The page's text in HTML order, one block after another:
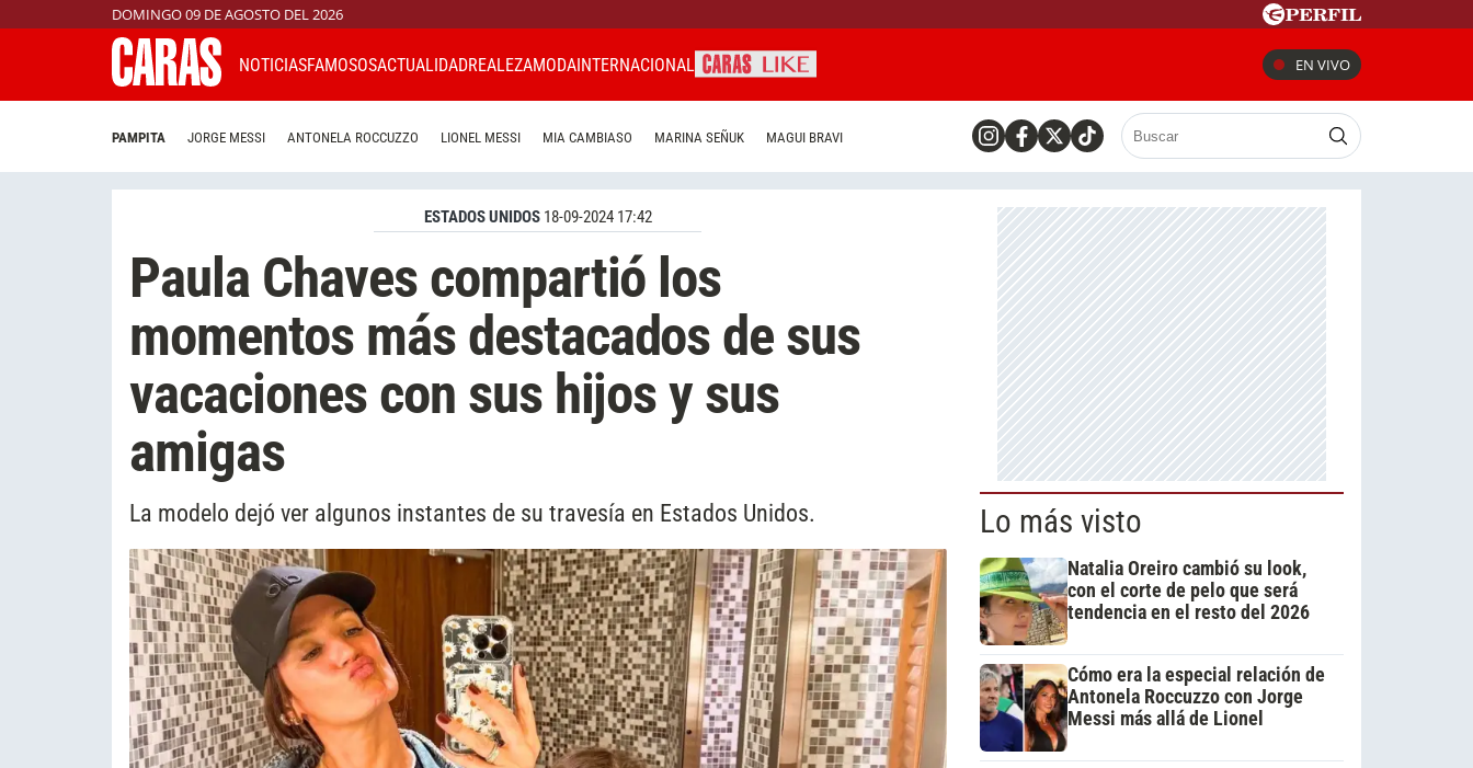
DOMINGO 09 DE AGOSTO DEL 2026
NOTICIASFAMOSOSACTUALIDADREALEZAMODAINTERNACIONAL EN VIVO
PAMPITA JORGE MESSI ANTONELA ROCCUZZO LIONEL MESSI MIA CAMBIASO MARINA SEÑUK MAGUI BRAVI
ESTADOS UNIDOS 18-09-2024 17:42
Paula Chaves compartió los
momentos más destacados de sus
vacaciones con sus hijos y sus
amigas
La modelo dejó ver algunos instantes de su travesía en Estados Unidos. Lo más visto
Natalia Oreiro cambió su look,
con el corte de pelo que será
tendencia en el resto del 2026
Cómo era la especial relación de
Antonela Roccuzzo con Jorge
Messi más allá de Lionel